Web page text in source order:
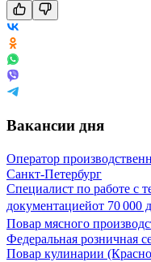
Вакансии дня
Оператор
Санкт-Петербург
Специалист по работе с
документациейот 70 000
Повар мясного
Федеральная розничная
Повар кулинарии